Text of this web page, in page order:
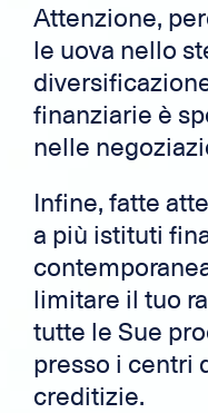
Attenzione,
le uova nello
finanziarie è
nelle
Infine, fatte
a più istituti
limitare il tuo
tutte le Sue
presso i centri
creditizie.